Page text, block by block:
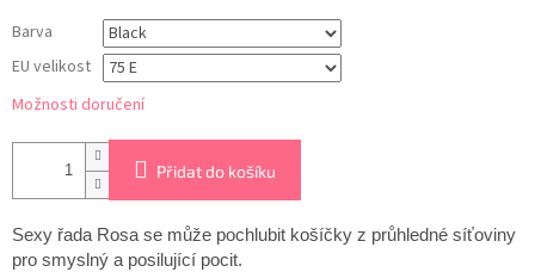
Barva
EU velikost
Možnosti doručení
Přidat do košíku
Sexy řada Rosa se může pochlubit košíčky z průhledné síťoviny
pro smyslný a posilující pocit.